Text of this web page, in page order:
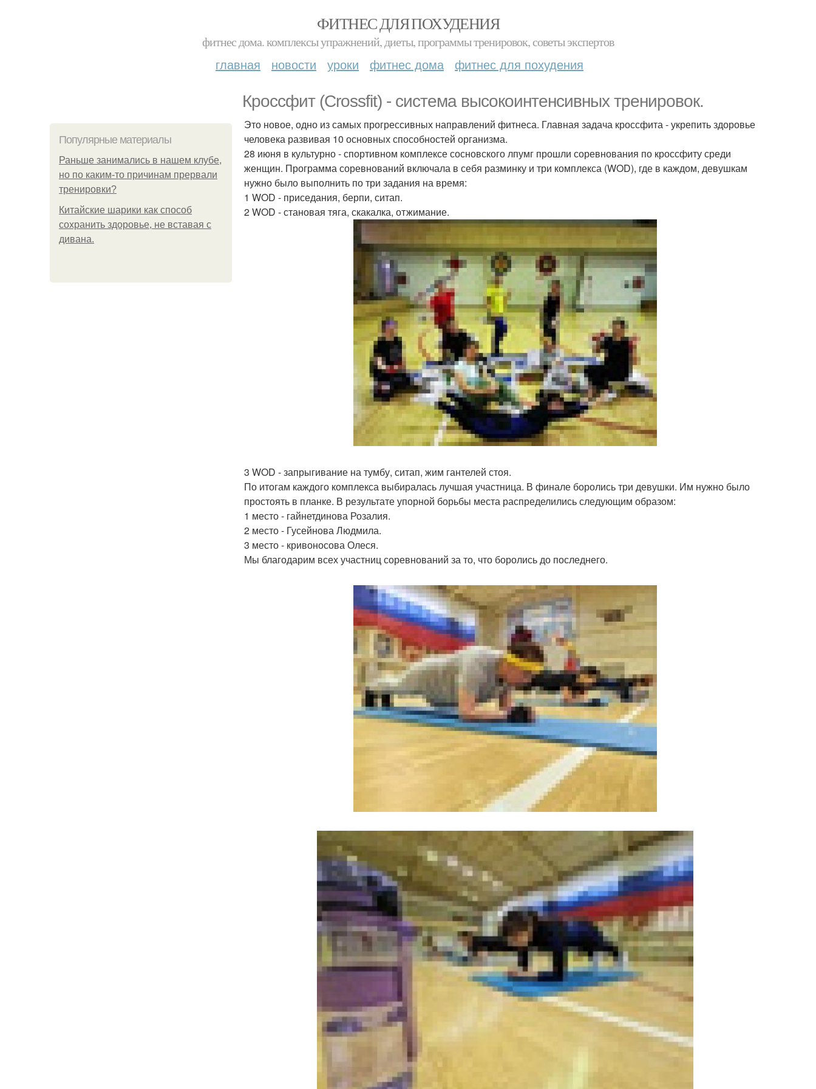
ФИТНЕС ДЛЯ ПОХУДЕНИЯ
фитнес дома. комплексы упражнений, диеты, программы тренировок, советы экспертов
главная новости уроки фитнес дома фитнес для похудения
Кроссфит (Crossfit) - система высокоинтенсивных тренировок.
Популярные материалы
Раньше занимались в нашем клубе,
но по каким-то причинам прервали
тренировки?
Китайские шарики как способ
сохранить здоровье, не вставая с
дивана.
Это новое, одно из самых прогрессивных направлений фитнеса. Главная задача кроссфита - укрепить здоровье
человека развивая 10 основных способностей организма.
28 июня в культурно - спортивном комплексе сосновского лпумг прошли соревнования по кроссфиту среди
женщин. Программа соревнований включала в себя разминку и три комплекса (WOD), где в каждом, девушкам
нужно было выполнить по три задания на время:
1 WOD - приседания, берпи, ситап.
2 WOD - становая тяга, скакалка, отжимание.
3 WOD - запрыгивание на тумбу, ситап, жим гантелей стоя.
По итогам каждого комплекса выбиралась лучшая участница. В финале боролись три девушки. Им нужно было
простоять в планке. В результате упорной борьбы места распределились следующим образом:
1 место - гайнетдинова Розалия.
2 место - Гусейнова Людмила.
3 место - кривоносова Олеся.
Мы благодарим всех участниц соревнований за то, что боролись до последнего.